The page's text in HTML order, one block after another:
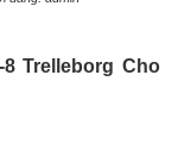
Trelleborg Cho